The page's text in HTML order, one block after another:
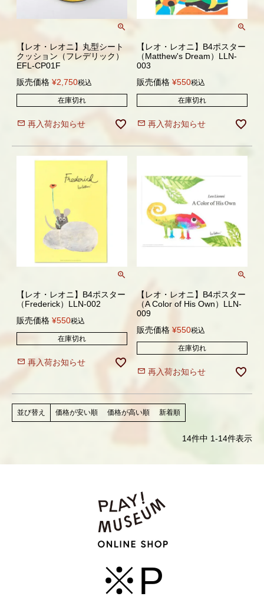
【レオ・レオニ】丸型シート
クッション（フレデリック）
EFL-CP01F
販売価格 ¥2,750税込
在庫切れ
再入荷お知らせ
【レオ・レオニ】B4ポスター
（Matthew's Dream）LLN-
003
販売価格 ¥550税込
在庫切れ
再入荷お知らせ
【レオ・レオニ】B4ポスター
（Frederick）LLN-002
販売価格 ¥550税込
在庫切れ
再入荷お知らせ
【レオ・レオニ】B4ポスター
（A Color of His Own）LLN-
009
販売価格 ¥550税込
在庫切れ
再入荷お知らせ
並び替え 価格が安い順 価格が高い順 新着順
14件中 1-14件表示
※P